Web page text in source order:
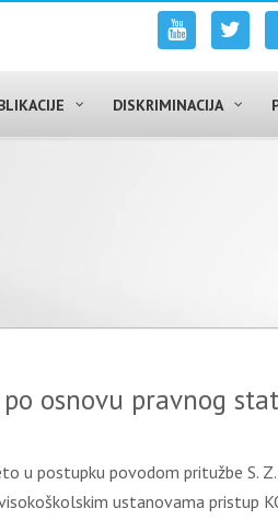
DISKRIMINACIJA
osnovu pravnog
postupku povodom pritužbe S. Z.
ustanovama pristup